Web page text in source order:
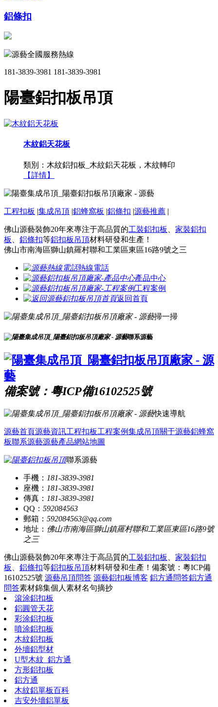
鋁條扣
源藝全國服務熱線
181-3839-3981 181-3839-3981
陽臺鋁扣板吊頂
木紋鋁天花板
類別：木紋鋁扣板_木紋鋁天花板，木紋轉印
【詳情】
工程扣板 |集成吊頂 |鋁蜂窩板 |鋁條扣 |源藝推薦 |
佛山源藝裝飾20年來專注于高品質的工裝鋁扣板
家裝鋁扣
板
鋁條扣等鋁扣板吊頂材料研發和生產！
佛山市南海區獅山鎮羅村聯和工業區東區16路9號之三
熱線電話
產品中心
工程案例
返回首頁
掃一掃
聯系源藝
備案號：粵ICP備16102525號
快速導航
源藝首頁源藝資訊工程扣板工程案例集成吊頂關于源藝鋁蜂窩
板聯系源藝源藝產品網站地圖
聯系源藝
手機： 181-3839-3981
座機： 181-3839-3981
傳真： 181-3839-3981
QQ： 592084563
郵箱： 592084563@qq.com
地址： 佛山市南海區獅山鎮羅村聯和工業區東區16路9號
之三
佛山源藝裝飾20年來專注于高品質的工裝鋁扣板
家裝鋁扣
板
鋁條扣等鋁扣板吊頂材料研發和生產！ 備案號：粵ICP備
16102525號 源藝吊頂問答 源藝鋁扣板博客 鋁方通問答鋁方通
問答素材錦集個人素材名句摘抄
滾涂鋁扣板
鋁圓管天花
彩涂鋁扣板
噴涂鋁扣板
木紋鋁扣板
外墻鋁型材
U型木紋_鋁方通
方形鋁扣板
鋁方通
木紋鋁單板百科
吉安外墻鋁單板